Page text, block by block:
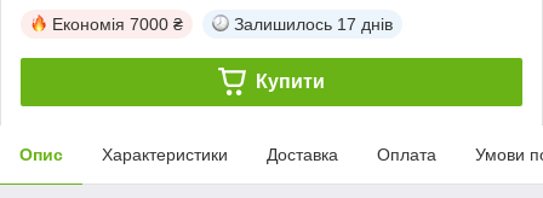
Економія 7000 ₴ Залишилось 17 днів
Купити
Опис Характеристики Доставка Оплата Умови